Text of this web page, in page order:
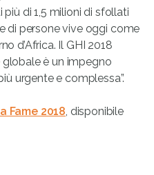
di 1,5 milioni di sfollati
di persone vive oggi come
d’Africa. Il GHI 2018
è un impegno
urgente e complessa”.
Fame 2018, disponibile